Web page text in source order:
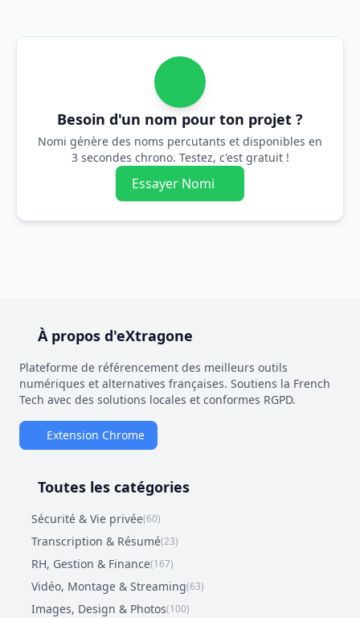
Besoin d'un nom pour ton projet ?
Nomi génère des noms percutants et disponibles en
3 secondes chrono. Testez, c'est gratuit !
Essayer Nomi
À propos d'eXtragone
Plateforme de référencement des meilleurs outils
numériques et alternatives françaises. Soutiens la French
Tech avec des solutions locales et conformes RGPD.
Extension Chrome
Toutes les catégories
Sécurité & Vie privée(60)
Transcription & Résumé(23)
RH, Gestion & Finance(167)
Vidéo, Montage & Streaming(63)
Images, Design & Photos(100)